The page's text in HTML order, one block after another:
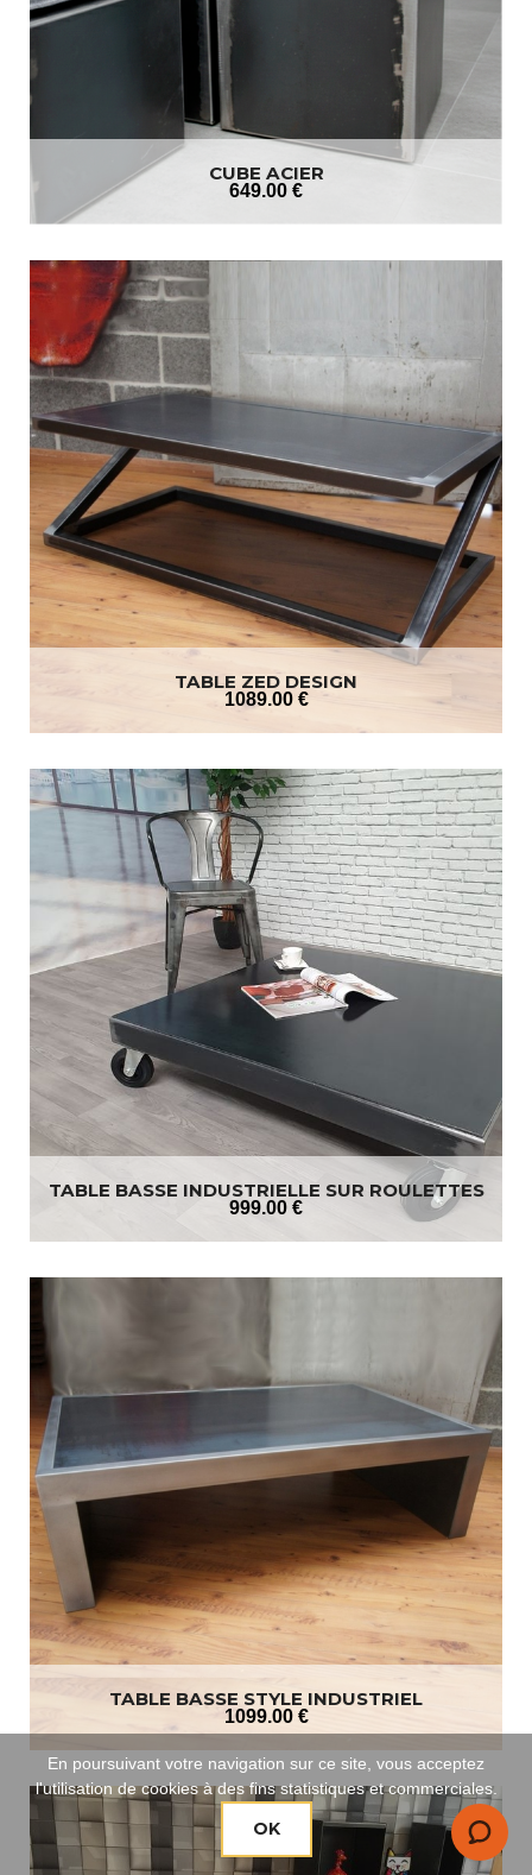
CUBE ACIER
649.00 €
TABLE ZED DESIGN
1089.00 €
TABLE BASSE INDUSTRIELLE SUR ROULETTES
999.00 €
TABLE BASSE STYLE INDUSTRIEL
1099.00 €
En poursuivant votre navigation sur ce site, vous acceptez
l'utilisation de cookies à des fins statistiques et commerciales.
OK